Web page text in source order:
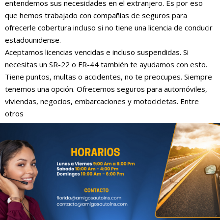
entendemos sus necesidades en el extranjero. Es por eso
que hemos trabajado con compañías de seguros para
ofrecerle cobertura incluso si no tiene una licencia de conducir
estadounidense.
Aceptamos licencias vencidas e incluso suspendidas. Si
necesitas un SR-22 o FR-44 también te ayudamos con esto.
Tiene puntos, multas o accidentes, no te preocupes. Siempre
tenemos una opción. Ofrecemos seguros para automóviles,
viviendas, negocios, embarcaciones y motocicletas. Entre
otros